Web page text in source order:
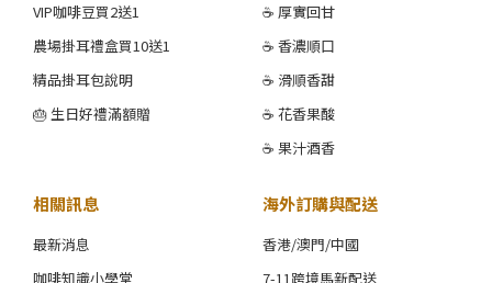
VIP咖啡豆買2送1
農場掛耳禮盒買10送1
精品掛耳包說明
🎂 生日好禮滿額贈
☕ 厚實回甘
☕ 香濃順口
☕ 滑順香甜
☕ 花香果酸
☕ 果汁酒香
相關訊息
最新消息
咖啡知識小學堂
海外訂購與配送
香港/澳門/中國
7-11跨境馬新配送